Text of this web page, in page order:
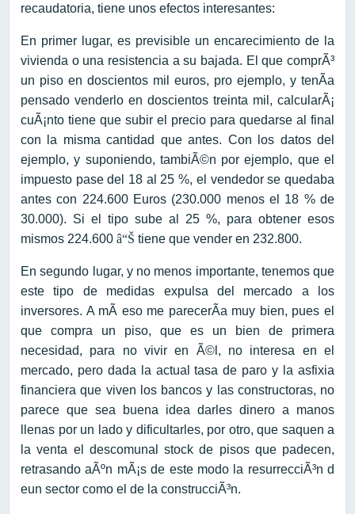
recaudatoria, tiene unos efectos interesantes:
En primer lugar, es previsible un encarecimiento de la
vivienda o una resistencia a su bajada. El que comprÃ³
un piso en doscientos mil euros, pro ejemplo, y tenÃ­a
pensado venderlo en doscientos treinta mil, calcularÃ¡
cuÃ¡nto tiene que subir el precio para quedarse al final
con la misma cantidad que antes. Con los datos del
ejemplo, y suponiendo, tambiÃ©n por ejemplo, que el
impuesto pase del 18 al 25 %, el vendedor se quedaba
antes con 224.600 Euros (230.000 menos el 18 % de
30.000). Si el tipo sube al 25 %, para obtener esos
mismos 224.600 â“Š tiene que vender en 232.800.
En segundo lugar, y no menos importante, tenemos que
este tipo de medidas expulsa del mercado a los
inversores. A mÃ­ eso me parecerÃ­a muy bien, pues el
que compra un piso, que es un bien de primera
necesidad, para no vivir en Ã©l, no interesa en el
mercado, pero dada la actual tasa de paro y la asfixia
financiera que viven los bancos y las constructoras, no
parece que sea buena idea darles dinero a manos
llenas por un lado y dificultarles, por otro, que saquen a
la venta el descomunal stock de pisos que padecen,
retrasando aÃºn mÃ¡s de este modo la resurrecciÃ³n d
eun sector como el de la construcciÃ³n.